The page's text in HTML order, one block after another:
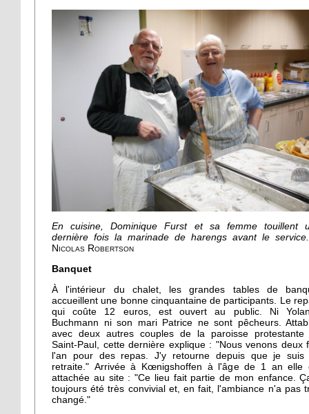
En cuisine, Dominique Furst et sa femme touillent
dernière fois la marinade de harengs avant le
Nicolas Robertson
Banquet
À l'intérieur du chalet, les grandes tables de
accueillent une bonne cinquantaine de participants. Le
qui coûte 12 euros, est ouvert au public. Ni
Buchmann ni son mari Patrice ne sont pêcheurs.
avec deux autres couples de la paroisse protestante
Saint-Paul, cette dernière explique : "Nous venons deux
l'an pour des repas. J'y retourne depuis que je suis
retraite." Arrivée à Kœnigshoffen à l'âge de 1 an elle
attachée au site : "Ce lieu fait partie de mon enfance.
toujours été très convivial et, en fait, l'ambiance n'a pas
changé."